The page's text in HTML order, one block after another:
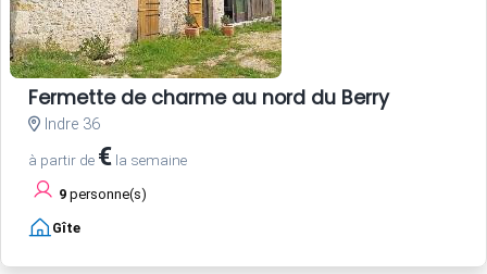
Fermette de charme au nord du Berry
Indre 36
à partir de € la semaine
9 personne(s)
Gîte